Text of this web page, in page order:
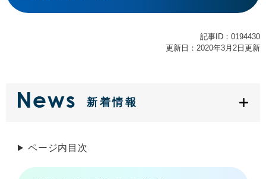
記事ID：0194430
更新日：2020年3月2日更新
新着情報
ページ内目次